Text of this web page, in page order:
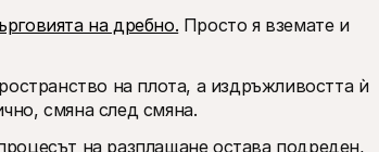
на дребно. Просто я вземате и
на плота, а издръжливостта ѝ
смяна след смяна.
на разплащане остава подреден,